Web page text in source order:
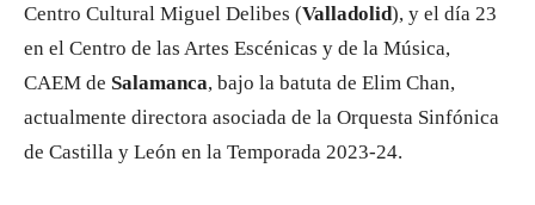
Centro Cultural Miguel Delibes (Valladolid), y el día 23
en el Centro de las Artes Escénicas y de la Música,
CAEM de Salamanca, bajo la batuta de Elim Chan,
actualmente directora asociada de la Orquesta Sinfónica
de Castilla y León en la Temporada 2023-24.